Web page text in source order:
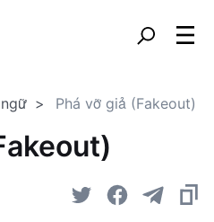
Phá vỡ giả (Fakeout)